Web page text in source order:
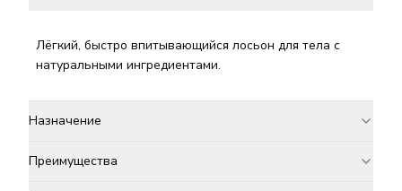
Лёгкий, быстро впитывающийся лосьон для тела с
натуральными ингредиентами.
Назначение
Преимущества